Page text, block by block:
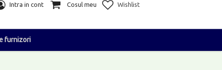
Intra in cont Cosul meu Wishlist
furnizori